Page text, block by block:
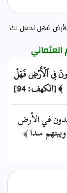
فهل نجعل لك
العثماني
فِي ٱلۡأَرۡضِ فَهَلۡ
[الكهف: 94]
في الأرض
سدا ﴾